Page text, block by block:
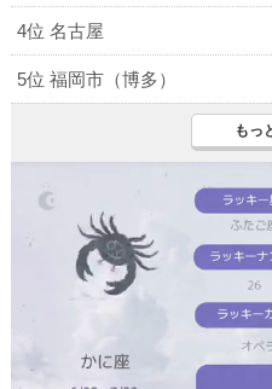
4位 名古屋
5位 福岡市（博多）
もっ